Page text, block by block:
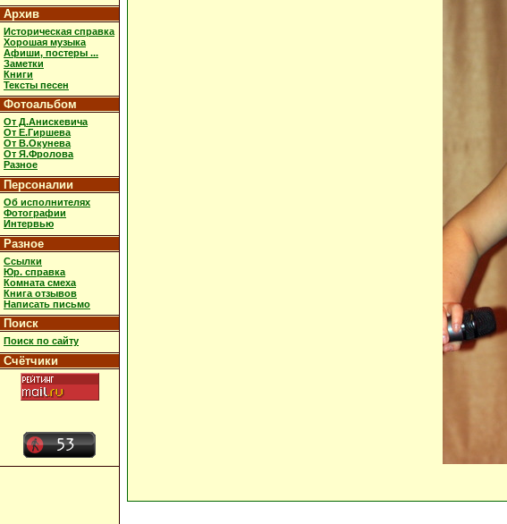
Архив
Историческая справка
Хорошая музыка
Афиши, постеры ...
Заметки
Книги
Тексты песен
Фотоальбом
От Д.Анискевича
От Е.Гиршева
От В.Окунева
От Я.Фролова
Разное
Персоналии
Об исполнителях
Фотографии
Интервью
Разное
Ссылки
Юр. справка
Комната смеха
Книга отзывов
Написать письмо
Поиск
Поиск по сайту
Счётчики